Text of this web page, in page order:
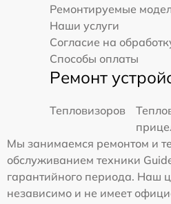
Ремонтируемые
Наши услуги
Согласие на
Способы оплаты
Ремонт
Тепловизоров
Мы занимаемся ремонтом и
обслуживанием техники
гарантийного периода. Наш
независимо и не имеет